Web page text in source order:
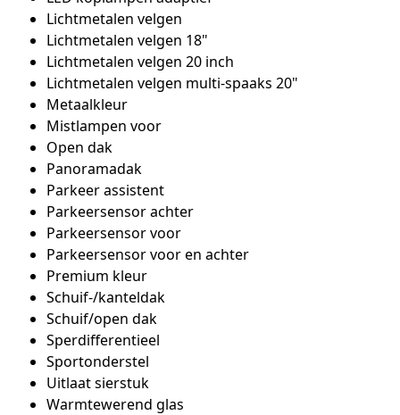
Lichtmetalen velgen
Lichtmetalen velgen 18"
Lichtmetalen velgen 20 inch
Lichtmetalen velgen multi-spaaks 20"
Metaalkleur
Mistlampen voor
Open dak
Panoramadak
Parkeer assistent
Parkeersensor achter
Parkeersensor voor
Parkeersensor voor en achter
Premium kleur
Schuif-/kanteldak
Schuif/open dak
Sperdifferentieel
Sportonderstel
Uitlaat sierstuk
Warmtewerend glas